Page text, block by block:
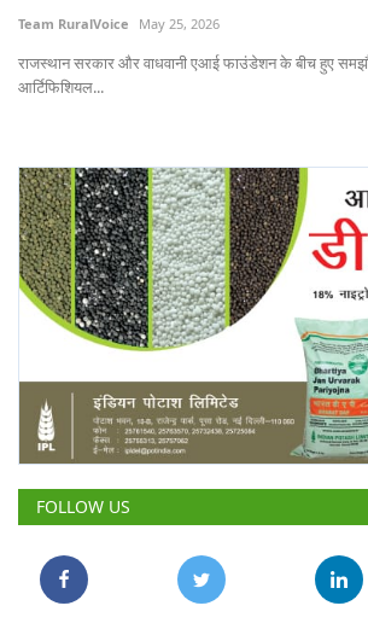
Agribusiness
Agritech
International
Rural Dialogue
Ground Report
Rural Connect
Gallery
National
Latest News
Agriculture Conclave and NACOF
Team RuralVoice May 25, 2026
राजस्थान सरकार और वाधवानी एआई फाउंडेशन के बीच हुए
आर्टिफिशियल...
FOLLOW US